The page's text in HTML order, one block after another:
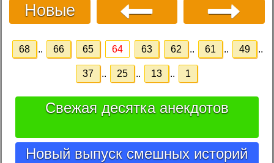
Новые
68 .. 66 65 64 63 62 .. 61 .. 49 ..
37 .. 25 .. 13 .. 1
Свежая десятка анекдотов
Новый выпуск смешных историй